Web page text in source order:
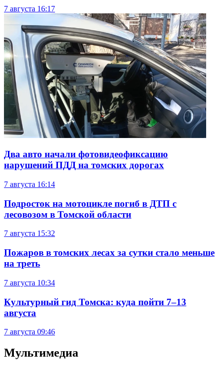
7 августа 16:17
Два авто начали фотовидеофиксацию
нарушений ПДД на томских дорогах
7 августа 16:14
Подросток на мотоцикле погиб в ДТП с
лесовозом в Томской области
7 августа 15:32
Пожаров в томских лесах за сутки стало меньше
на треть
7 августа 10:34
Культурный гид Томска: куда пойти 7–13
августа
7 августа 09:46
Мультимедиа